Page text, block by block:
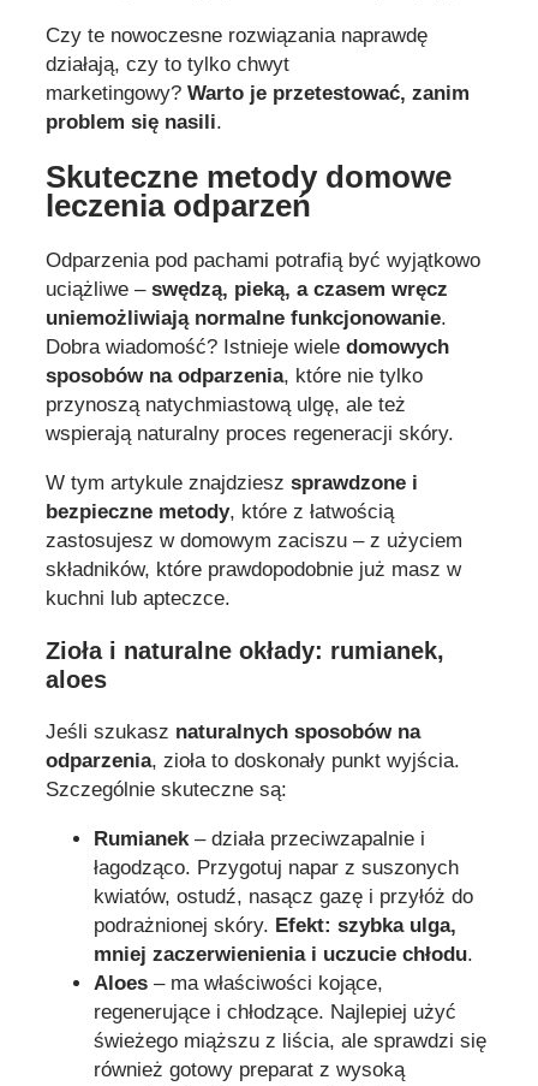
Czy te nowoczesne rozwiązania naprawdę
działają, czy to tylko chwyt
marketingowy? Warto je przetestować, zanim
problem się nasili.
Skuteczne metody domowe
leczenia odparzeń
Odparzenia pod pachami potrafią być wyjątkowo
uciążliwe – swędzą, pieką, a czasem wręcz
uniemożliwiają normalne funkcjonowanie.
Dobra wiadomość? Istnieje wiele domowych
sposobów na odparzenia, które nie tylko
przynoszą natychmiastową ulgę, ale też
wspierają naturalny proces regeneracji skóry.
W tym artykule znajdziesz sprawdzone i
bezpieczne metody, które z łatwością
zastosujesz w domowym zaciszu – z użyciem
składników, które prawdopodobnie już masz w
kuchni lub apteczce.
Zioła i naturalne okłady: rumianek,
aloes
Jeśli szukasz naturalnych sposobów na
odparzenia, zioła to doskonały punkt wyjścia.
Szczególnie skuteczne są:
Rumianek– działa przeciwzapalnie i
łagodząco. Przygotuj napar z suszonych
kwiatów, ostudź, nasącz gazę i przyłóż do
podrażnionej skóry. Efekt: szybka ulga,
mniej zaczerwienienia i uczucie chłodu.
Aloes – ma właściwości kojące,
regenerujące i chłodzące. Najlepiej użyć
świeżego miąższu z liścia, ale sprawdzi się
również gotowy preparat z wysoką